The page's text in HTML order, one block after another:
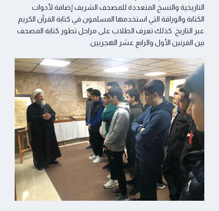
التاريخية والنسخ المتعددة للمصحف الشريف إضافة لأدوات
الكتابة والوراقة التي استخدمها المسلمون في كتابة القرآن الكريم
عبر التاريخ. كذلك تعرف الطلاب على مراحل تطور كتابة المصحف
بين القرنين الأول والرابع عشر الهجريين.